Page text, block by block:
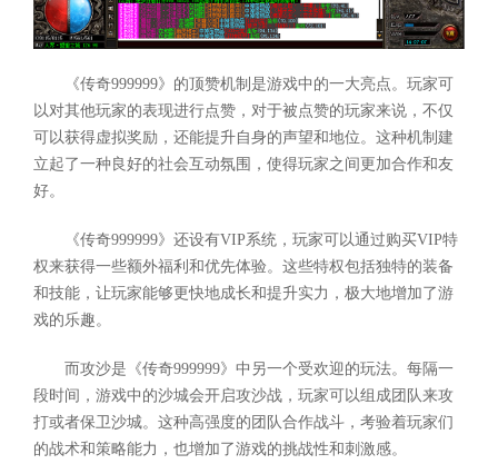
《传奇999999》的顶赞机制是游戏中的一大亮点。玩家可
以对其他玩家的表现进行点赞，对于被点赞的玩家来说，不仅
可以获得虚拟奖励，还能提升自身的声望和地位。这种机制建
立起了一种良好的社会互动氛围，使得玩家之间更加合作和友
好。
《传奇999999》还设有VIP系统，玩家可以通过购买VIP特
权来获得一些额外福利和优先体验。这些特权包括独特的装备
和技能，让玩家能够更快地成长和提升实力，极大地增加了游
戏的乐趣。
而攻沙是《传奇999999》中另一个受欢迎的玩法。每隔一
段时间，游戏中的沙城会开启攻沙战，玩家可以组成团队来攻
打或者保卫沙城。这种高强度的团队合作战斗，考验着玩家们
的战术和策略能力，也增加了游戏的挑战性和刺激感。